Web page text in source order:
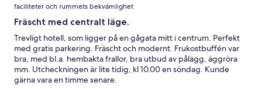
faciliteter och rummets bekvämlighet
Fräscht med centralt läge.
Trevligt hotell, som ligger på en gågata mitt i centrum. Perfekt
med gratis parkering. Fräscht och modernt. Frukostbuffén var
bra, med bl.a. hembakta frallor, bra utbud av pålägg, äggröra
mm. Utcheckningen är lite tidig, kl 10.00 en söndag. Kunde
gärna vara en timme senare.